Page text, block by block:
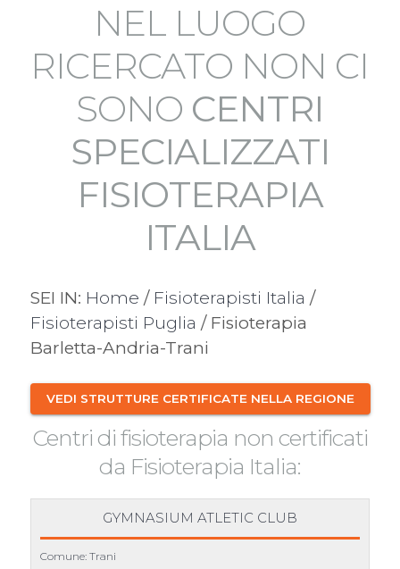
NEL LUOGO
RICERCATO NON CI
SONO CENTRI
SPECIALIZZATI
FISIOTERAPIA
ITALIA
SEI IN: Home / Fisioterapisti Italia /
Fisioterapisti Puglia / Fisioterapia
Barletta-Andria-Trani
VEDI STRUTTURE CERTIFICATE NELLA REGIONE
Centri di fisioterapia non certificati
da Fisioterapia Italia:
GYMNASIUM ATLETIC CLUB
Comune: Trani